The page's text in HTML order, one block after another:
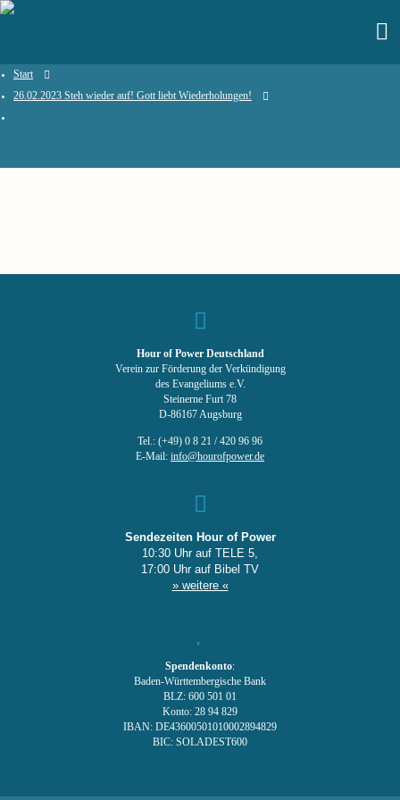
Start
26.02.2023 Steh wieder auf! Gott liebt Wiederholungen!
Hour of Power Deutschland
Verein zur Förderung der Verkündigung
des Evangeliums e.V.
Steinerne Furt 78
D-86167 Augsburg
Tel.: (+49) 0 8 21 / 420 96 96
E-Mail: info@hourofpower.de
Sendezeiten Hour of Power
10:30 Uhr auf TELE 5,
17:00 Uhr auf Bibel TV
» weitere «
Spendenkonto:
Baden-Württembergische Bank
BLZ: 600 501 01
Konto: 28 94 829
IBAN: DE43600501010002894829
BIC: SOLADEST600